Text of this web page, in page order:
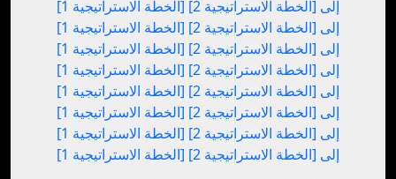
[الخطة الاستراتيجية 1] إلى [الخطة الاستراتيجية 2]
[الخطة الاستراتيجية 1] إلى [الخطة الاستراتيجية 2]
[الخطة الاستراتيجية 1] إلى [الخطة الاستراتيجية 2]
[الخطة الاستراتيجية 1] إلى [الخطة الاستراتيجية 2]
[الخطة الاستراتيجية 1] إلى [الخطة الاستراتيجية 2]
[الخطة الاستراتيجية 1] إلى [الخطة الاستراتيجية 2]
[الخطة الاستراتيجية 1] إلى [الخطة الاستراتيجية 2]
[الخطة الاستراتيجية 1] إلى [الخطة الاستراتيجية 2]